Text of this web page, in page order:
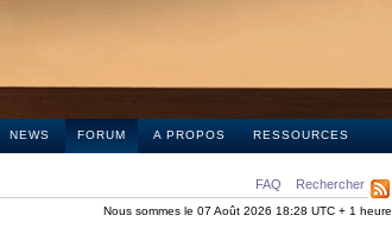
NEWS FORUM A PROPOS RESSOURCES
FAQ Rechercher
Nous sommes le 07 Août 2026 18:28 UTC + 1 heure